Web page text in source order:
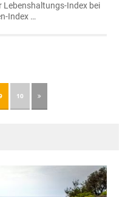
Lebenshaltungs-Index bei
Index …
10